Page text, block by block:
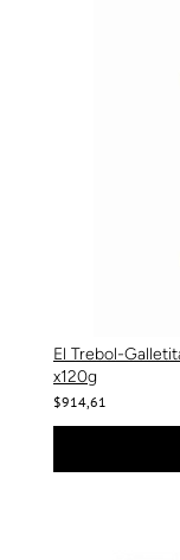
El Trebol-
x120g
$914,61